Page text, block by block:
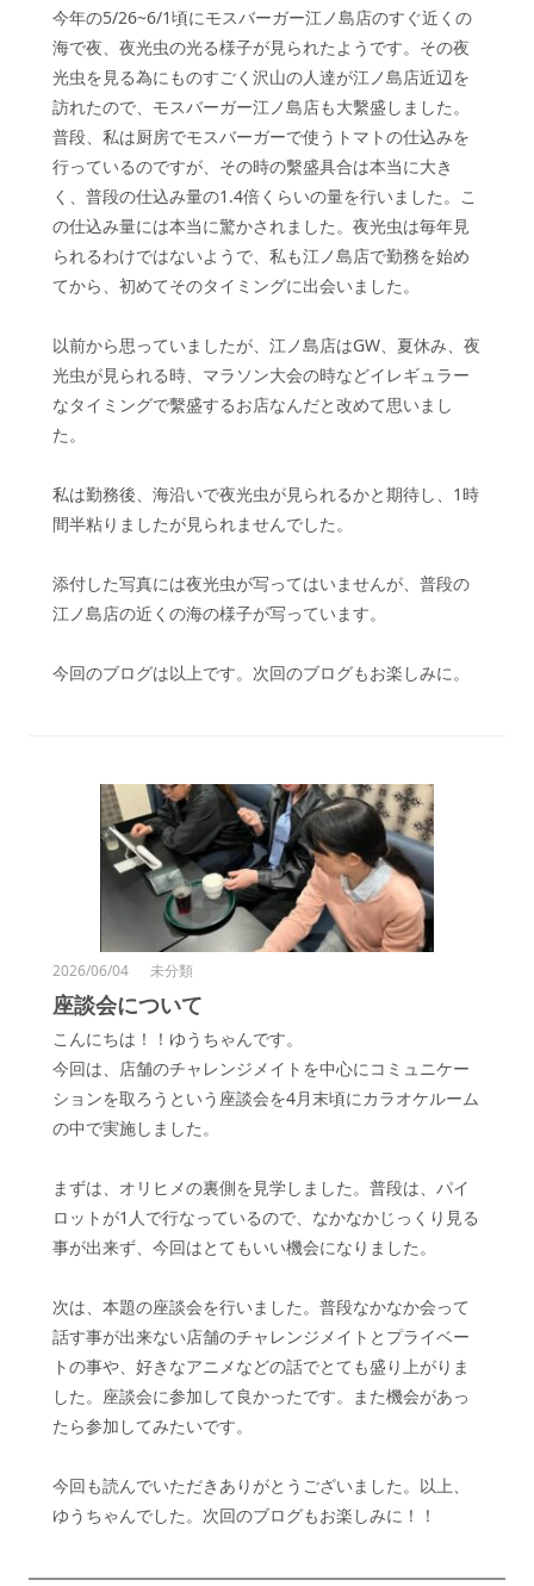
今年の5/26~6/1頃にモスバーガー江ノ島店のすぐ近くの
海で夜、夜光虫の光る様子が見られたようです。その夜
光虫を見る為にものすごく沢山の人達が江ノ島店近辺を
訪れたので、モスバーガー江ノ島店も大繫盛しました。
普段、私は厨房でモスバーガーで使うトマトの仕込みを
行っているのですが、その時の繫盛具合は本当に大き
く、普段の仕込み量の1.4倍くらいの量を行いました。こ
の仕込み量には本当に驚かされました。夜光虫は毎年見
られるわけではないようで、私も江ノ島店で勤務を始め
てから、初めてそのタイミングに出会いました。
以前から思っていましたが、江ノ島店はGW、夏休み、夜
光虫が見られる時、マラソン大会の時などイレギュラー
なタイミングで繫盛するお店なんだと改めて思いまし
た。
私は勤務後、海沿いで夜光虫が見られるかと期待し、1時
間半粘りましたが見られませんでした。
添付した写真には夜光虫が写ってはいませんが、普段の
江ノ島店の近くの海の様子が写っています。
今回のブログは以上です。次回のブログもお楽しみに。
2026/06/04 未分類
座談会について
こんにちは！！ゆうちゃんです。
今回は、店舗のチャレンジメイトを中心にコミュニケー
ションを取ろうという座談会を4月末頃にカラオケルーム
の中で実施しました。
まずは、オリヒメの裏側を見学しました。普段は、パイ
ロットが1人で行なっているので、なかなかじっくり見る
事が出来ず、今回はとてもいい機会になりました。
次は、本題の座談会を行いました。普段なかなか会って
話す事が出来ない店舗のチャレンジメイトとプライベー
トの事や、好きなアニメなどの話でとても盛り上がりま
した。座談会に参加して良かったです。また機会があっ
たら参加してみたいです。
今回も読んでいただきありがとうございました。以上、
ゆうちゃんでした。次回のブログもお楽しみに！！